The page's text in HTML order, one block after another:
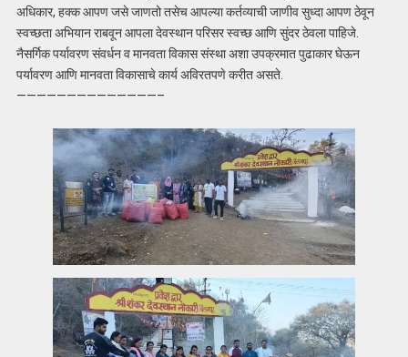
अधिकार, हक्क आपण जसे जाणतो तसेच आपल्या कर्तव्याची जाणीव सुध्दा आपण ठेवून
स्वच्छता अभियान राबवून आपला देवस्थान परिसर स्वच्छ आणि सुंदर ठेवला पाहिजे.
नैसर्गिक पर्यावरण संवर्धन व मानवता विकास संस्था अशा उपक्रमात पुढाकार घेऊन
पर्यावरण आणि मानवता विकासाचे कार्य अविरतपणे करीत असते.
——————————————–